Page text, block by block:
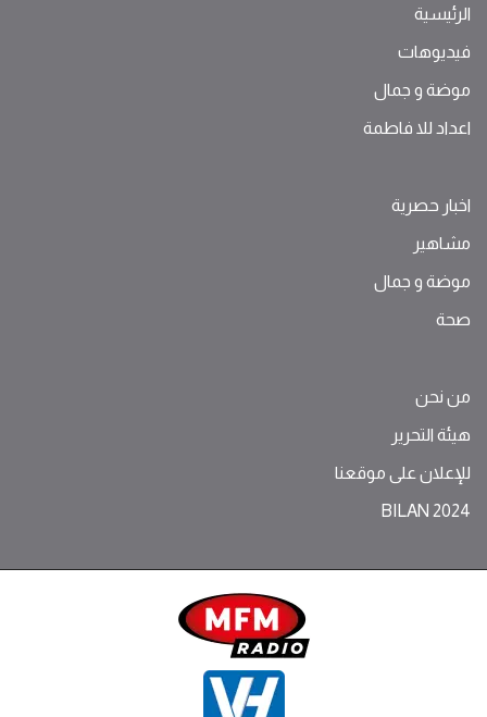
الرئيسية
فيديوهات
موضة ‫و‬ ‫‬‫جمال‬
اعداد للا فاطمة
اخبار حصرية
مشاهير
موضة ‫و‬ ‫‬‫جمال‬
صحة
من نحن
هيئة التحرير
للإعلان على موقعنا
BILAN 2024